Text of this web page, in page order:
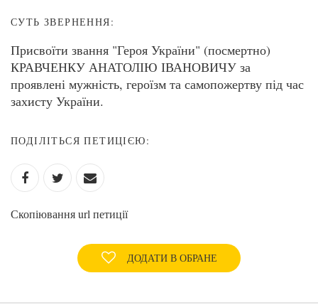
СУТЬ ЗВЕРНЕННЯ:
Присвоїти звання "Героя України" (посмертно)
КРАВЧЕНКУ АНАТОЛІЮ ІВАНОВИЧУ за
проявлені мужність, героїзм та самопожертву під час
захисту України.
ПОДІЛІТЬСЯ ПЕТИЦІЄЮ:
Скопіювання url петиції
ДОДАТИ В ОБРАНЕ